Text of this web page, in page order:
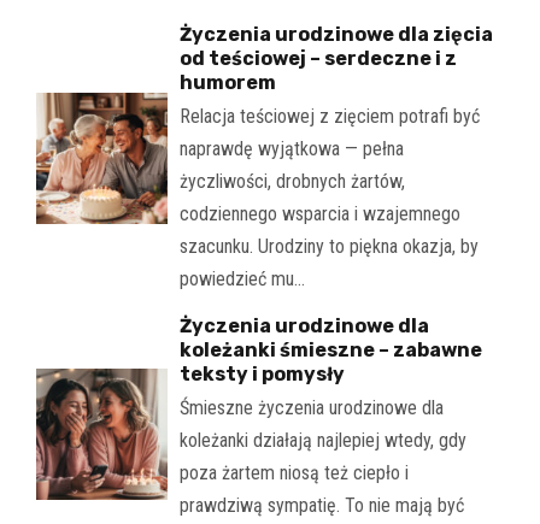
Życzenia urodzinowe dla zięcia
od teściowej – serdeczne i z
humorem
Relacja teściowej z zięciem potrafi być
naprawdę wyjątkowa — pełna
życzliwości, drobnych żartów,
codziennego wsparcia i wzajemnego
szacunku. Urodziny to piękna okazja, by
powiedzieć mu…
Życzenia urodzinowe dla
koleżanki śmieszne – zabawne
teksty i pomysły
Śmieszne życzenia urodzinowe dla
koleżanki działają najlepiej wtedy, gdy
poza żartem niosą też ciepło i
prawdziwą sympatię. To nie mają być